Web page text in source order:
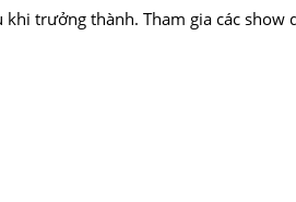
trưởng thành. Tham gia các